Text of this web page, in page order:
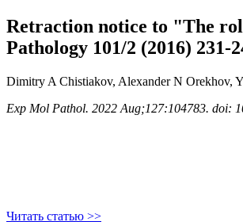
Retraction notice to "The
Pathology 101/2 (2016) 231-
Dimitry A Chistiakov, Alexander N Orekhov,
Exp Mol Pathol. 2022 Aug;127:104783. doi:
Читать статью >>